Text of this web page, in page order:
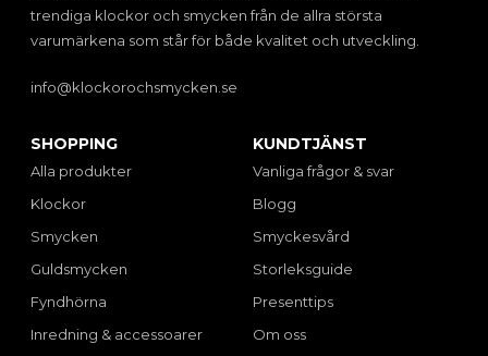
trendiga klockor och smycken från de allra största
varumärkena som står för både kvalitet och utveckling.
info@klockorochsmycken.se
SHOPPING
Alla produkter
Klockor
Smycken
Guldsmycken
Fyndhörna
Inredning & accessoarer
KUNDTJÄNST
Vanliga frågor & svar
Blogg
Smyckesvård
Storleksguide
Presenttips
Om oss